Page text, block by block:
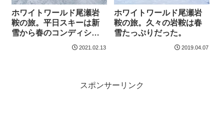
ホワイトワールド尾瀬岩
鞍の旅。平日スキーは新
雪から春のコンディショ
ンへ、スクール入校して
2021.02.13
ホワイトワールド尾瀬岩
鞍の旅。久々の岩鞍は春
雪たっぷりだった。
2019.04.07
スポンサーリンク